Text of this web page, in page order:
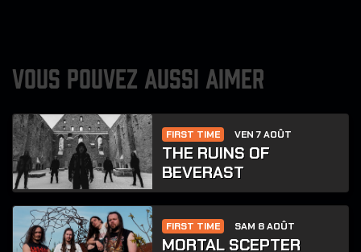
VOUS POUVEZ AUSSI AIMER
FIRST TIME VEN 7 AOÛT
THE RUINS OF
BEVERAST
FIRST TIME SAM 8 AOÛT
MORTAL SCEPTER